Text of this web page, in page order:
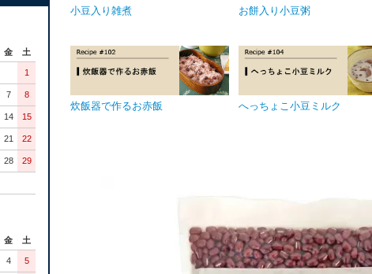
小豆入り雑煮 お餅入り小豆粥
炊飯器で作るお赤飯 へっちょこ小豆ミルク
金 土
1
7 8
14 15
21 22
28 29
金 土
4 5